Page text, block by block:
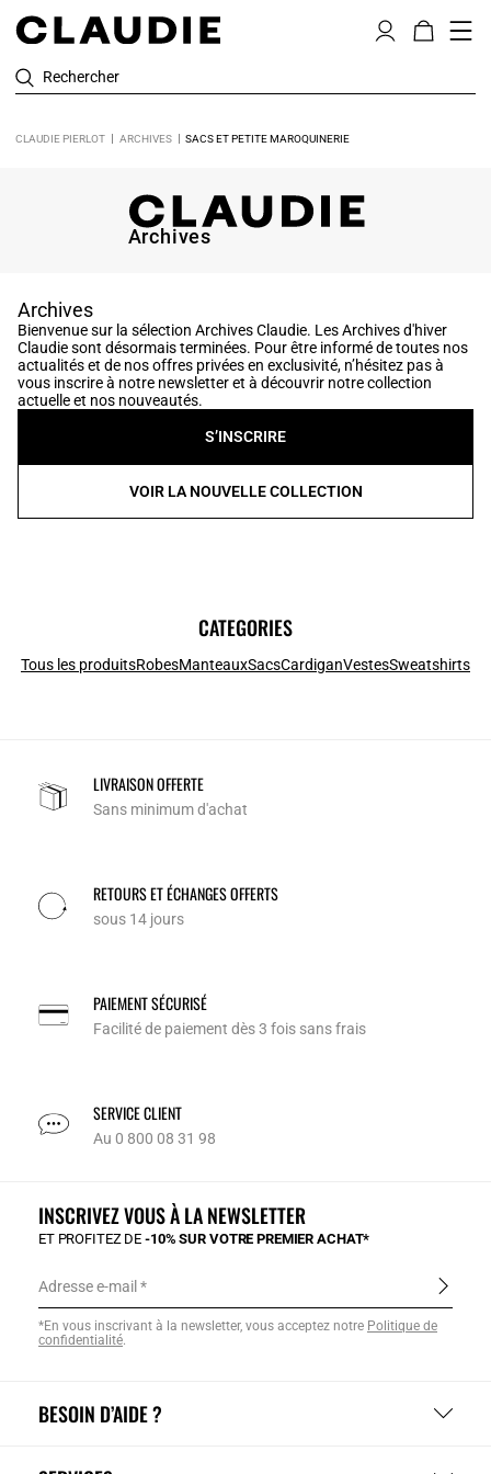
Rechercher
CLAUDIE PIERLOT ARCHIVES SACS ET PETITE MAROQUINERIE
Archives
Archives
Bienvenue sur la sélection Archives Claudie. Les Archives d'hiver
Claudie sont désormais terminées. Pour être informé de toutes nos
actualités et de nos offres privées en exclusivité, n’hésitez pas à
vous inscrire à notre newsletter et à découvrir notre collection
actuelle et nos nouveautés.
S’INSCRIRE
VOIR LA NOUVELLE COLLECTION
CATEGORIES
Tous les produitsRobesManteauxSacsCardiganVestesSweatshirts
LIVRAISON OFFERTE
Sans minimum d'achat
RETOURS ET ÉCHANGES OFFERTS
sous 14 jours
PAIEMENT SÉCURISÉ
Facilité de paiement dès 3 fois sans frais
SERVICE CLIENT
Au 0 800 08 31 98
BESOIN D’AIDE ?
INSCRIVEZ VOUS À LA NEWSLETTER
ET PROFITEZ DE-10% SUR VOTRE PREMIER ACHAT*
Adresse e-mail
*En vous inscrivant à la newsletter, vous acceptez notre Politique de
confidentialité.